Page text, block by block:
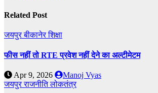
Related Post
जयपुरबीकानेरशिक्षा
फीस नहीं तो RTE प्रवेश नहीं देने का अल्टीमेटम
Apr 9, 2026
Manoj Vyas
जयपुरराजनीतिलोकतंत्र